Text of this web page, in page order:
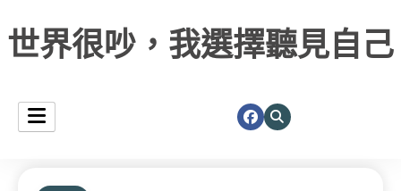
世界很吵，我選擇聽見自己